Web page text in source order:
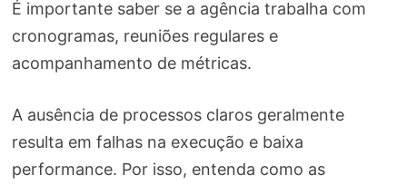
É importante saber se a agência trabalha com
cronogramas, reuniões regulares e
acompanhamento de métricas.
A ausência de processos claros geralmente
resulta em falhas na execução e baixa
performance. Por isso, entenda como as